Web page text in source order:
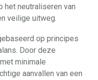
het neutraliseren van
veilige uitweg.
op principes
Door deze
minimale
aanvallen van een